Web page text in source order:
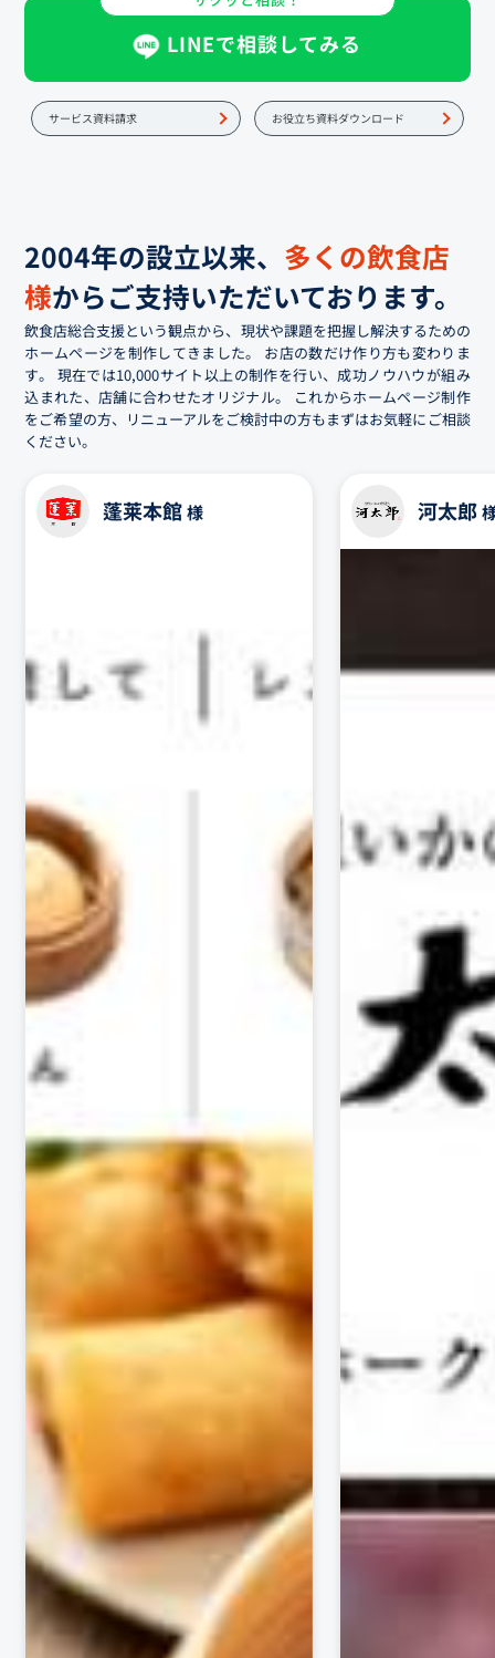
LINEで相談してみる
サービス資料請求 お役立ち資料ダウンロード
2004年の設立以来、 多くの飲食店
様からご支持いただいております。
飲食店総合支援という観点から、現状や課題を把握し解決するための
ホームページを制作してきました。 お店の数だけ作り方も変わりま
す。 現在では10,000サイト以上の制作を行い、成功ノウハウが組み
込まれた、店舗に合わせたオリジナル。 これからホームページ制作
をご希望の方、リニューアルをご検討中の方もまずはお気軽にご相談
ください。
蓬莱本館様 河太郎